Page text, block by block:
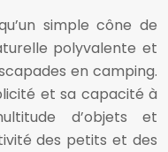
simple cône de
polyvalente et
en camping.
et sa capacité à
d’objets et
des petits et des